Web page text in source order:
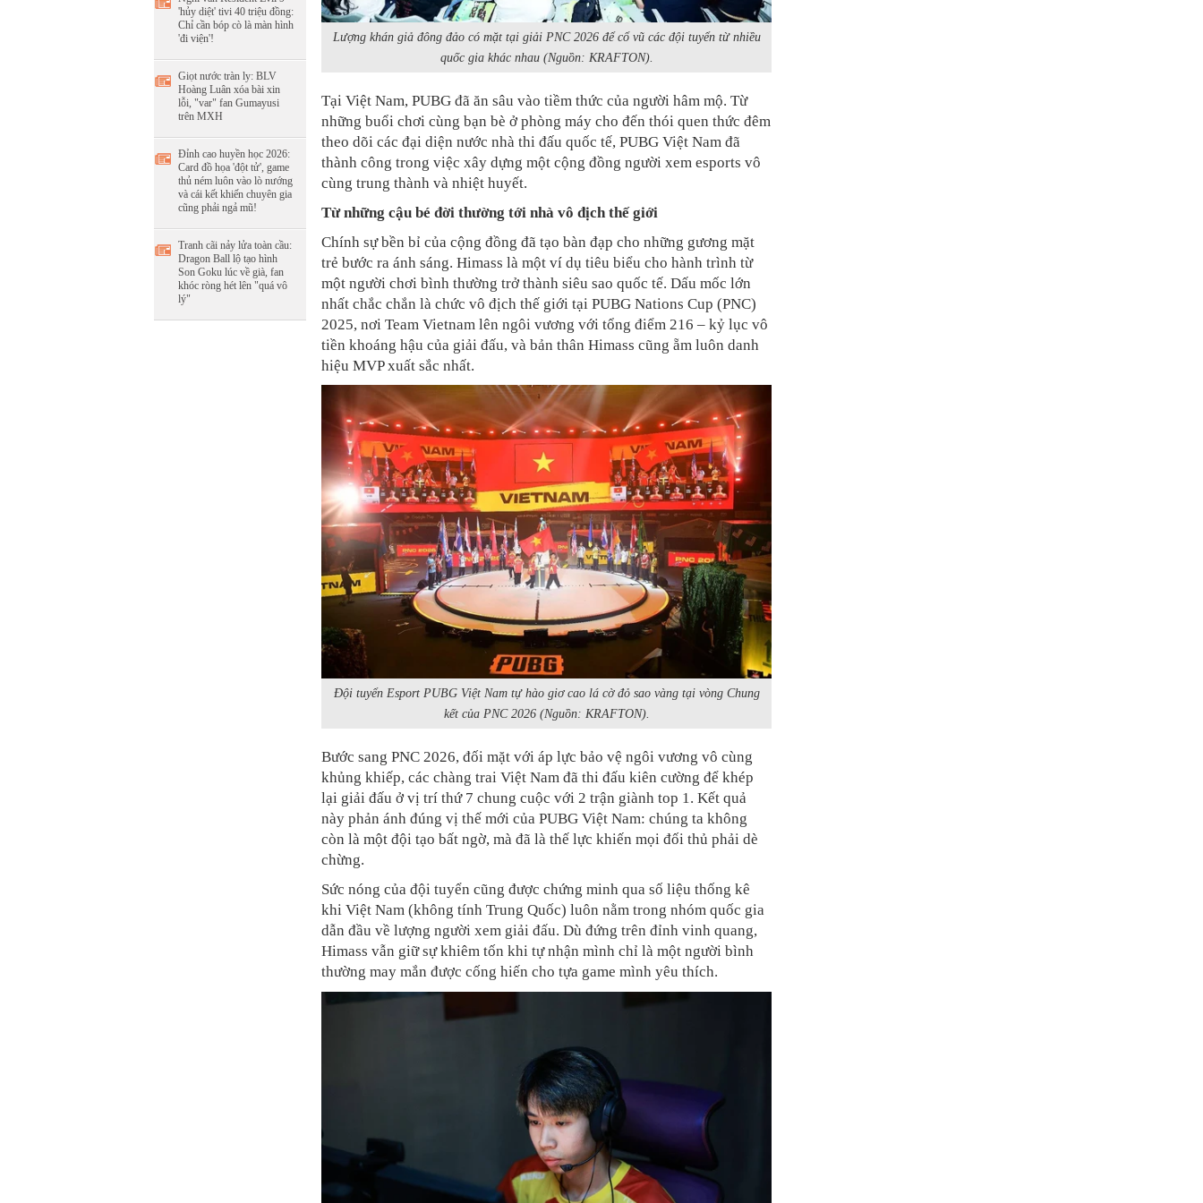
'hủy diệt' tivi 40 triệu đồng:
Chỉ cần bóp cò là màn hình
'đi viện'!
Giọt nước tràn ly: BLV
Hoàng Luân xóa bài xin
lỗi, "var" fan Gumayusi
trên MXH
Đỉnh cao huyền học 2026:
Card đồ họa 'đột tử', game
thủ ném luôn vào lò nướng
và cái kết khiến chuyên gia
cũng phải ngả mũ!
Tranh cãi nảy lửa toàn cầu:
Dragon Ball lộ tạo hình
Son Goku lúc về già, fan
khóc ròng hét lên "quá vô
lý"
Lượng khán giả đông đảo có mặt tại giải PNC 2026 để cổ vũ các đội tuyển từ nhiều
quốc gia khác nhau (Nguồn: KRAFTON).
Tại Việt Nam, PUBG đã ăn sâu vào tiềm thức của người hâm mộ. Từ
những buổi chơi cùng bạn bè ở phòng máy cho đến thói quen thức đêm
theo dõi các đại diện nước nhà thi đấu quốc tế, PUBG Việt Nam đã
thành công trong việc xây dựng một cộng đồng người xem esports vô
cùng trung thành và nhiệt huyết.
Từ những cậu bé đời thường tới nhà vô địch thế giới
Chính sự bền bỉ của cộng đồng đã tạo bàn đạp cho những gương mặt
trẻ bước ra ánh sáng. Himass là một ví dụ tiêu biểu cho hành trình từ
một người chơi bình thường trở thành siêu sao quốc tế. Dấu mốc lớn
nhất chắc chắn là chức vô địch thế giới tại PUBG Nations Cup (PNC)
2025, nơi Team Vietnam lên ngôi vương với tổng điểm 216 – kỷ lục vô
tiền khoáng hậu của giải đấu, và bản thân Himass cũng ẵm luôn danh
hiệu MVP xuất sắc nhất.
Đội tuyển Esport PUBG Việt Nam tự hào giơ cao lá cờ đỏ sao vàng tại vòng Chung
kết của PNC 2026 (Nguồn: KRAFTON).
Bước sang PNC 2026, đối mặt với áp lực bảo vệ ngôi vương vô cùng
khủng khiếp, các chàng trai Việt Nam đã thi đấu kiên cường để khép
lại giải đấu ở vị trí thứ 7 chung cuộc với 2 trận giành top 1. Kết quả
này phản ánh đúng vị thế mới của PUBG Việt Nam: chúng ta không
còn là một đội tạo bất ngờ, mà đã là thế lực khiến mọi đối thủ phải dè
chừng.
Sức nóng của đội tuyển cũng được chứng minh qua số liệu thống kê
khi Việt Nam (không tính Trung Quốc) luôn nằm trong nhóm quốc gia
dẫn đầu về lượng người xem giải đấu. Dù đứng trên đỉnh vinh quang,
Himass vẫn giữ sự khiêm tốn khi tự nhận mình chỉ là một người bình
thường may mắn được cống hiến cho tựa game mình yêu thích.